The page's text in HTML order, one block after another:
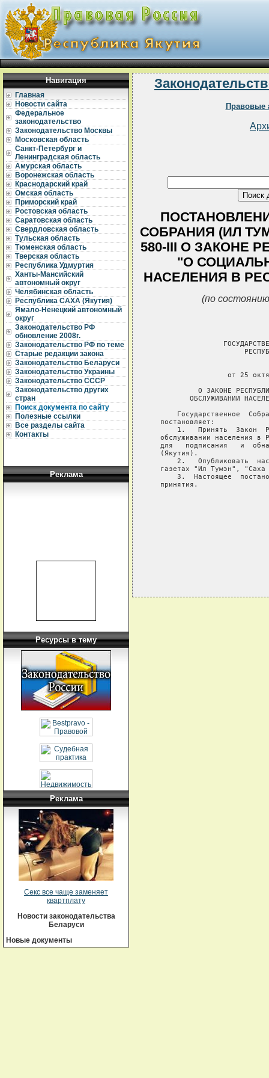
Навигация
Главная
Новости сайта
Федеральное
законодательство
Законодательство Москвы
Московская область
Санкт-Петербург и
Ленинградская область
Амурская область
Воронежская область
Краснодарский край
Омская область
Приморский край
Ростовская область
Саратовская область
Свердловская область
Тульская область
Тюменская область
Тверская область
Республика Удмуртия
Ханты-Мансийский
автономный округ
Челябинская область
Республика САХА (Якутия)
Ямало-Ненецкий автономный
округ
Законодательство РФ
обновление 2008г.
Законодательство РФ по теме
Старые редакции закона
Законодательство Беларуси
Законодательство Украины
Законодательство СССР
Законодательство других
стран
Поиск документа по сайту
Полезные ссылки
Все разделы сайта
Контакты
Реклама
Ресурсы в тему
Реклама
Секс все чаще заменяет
квартплату
Новости законодательства
Беларуси
Новые документы
Правовые
СОБРАНИЯ (ИЛ
580-III О ЗАКОНЕ
"О
НАСЕЛЕНИЯ В
(по
от 25
О ЗАКОНЕ
ОБСЛУЖИВАНИИ
Государственное
   постановляет:
1.   Принять  Закон
обслуживании населения в
для   подписания   и
   (Якутия).
2.   Опубликовать
газетах "Ил Тумэн", "Саха
3.  Настоящее
   принятия.